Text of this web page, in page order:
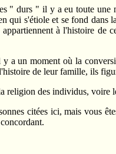
" durs " il y a eu toute
qui s'étiole et se fond
à l'histoire de
un moment où la
de leur famille, ils
religion des individus, voire
citées ici, mais vous